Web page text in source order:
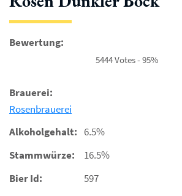
Bewertung:
5444 Votes - 95%
Brauerei:
Rosenbrauerei
Alkoholgehalt: 6.5%
Stammwürze:
16.5%
Bier Id:
597